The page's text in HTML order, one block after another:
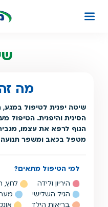
מה
שיטה יפנית לטיפול
הסינית והיפנית. הטיפול
הגוף לרפא את עצמו,
מטפל בכאב ומשפר תנועה
למי הטיפול מתאים?
היריון ולידה
לחץ,
הגיל השלישי
בריאות הילד